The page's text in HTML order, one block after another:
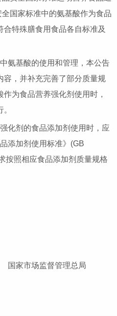
国家标准中的氨基酸作为食品
特殊膳食用食品各自标准及
氨基酸的使用和管理，本公告
容，并补充完善了部分质量规
为食品营养强化剂使用时，
化剂的食品添加剂使用时，应
添加剂使用标准》(GB
按照相应食品添加剂质量规格
市场监督管理总局